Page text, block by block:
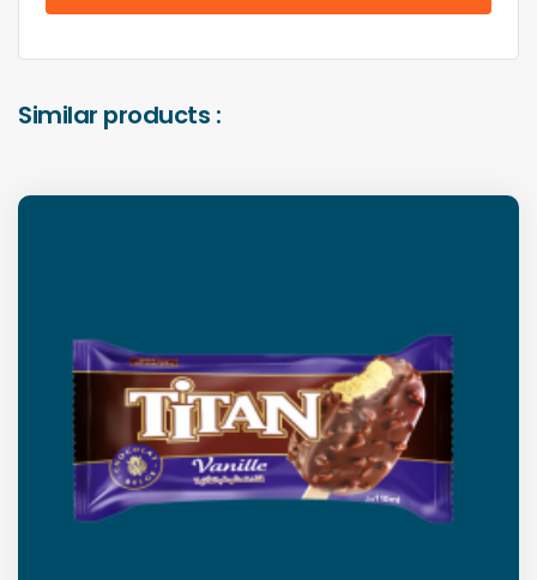
Similar products :